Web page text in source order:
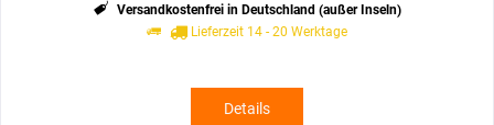
Versandkostenfrei in Deutschland (außer Inseln)
Lieferzeit 14 - 20 Werktage
Details